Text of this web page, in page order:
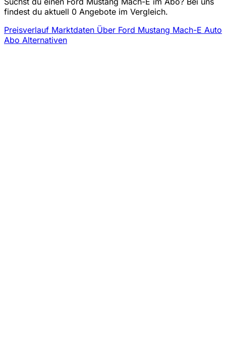
findest du aktuell 0 Angebote im Vergleich.
Preisverlauf Marktdaten Über Ford Mustang Mach-E Auto
Abo Alternativen